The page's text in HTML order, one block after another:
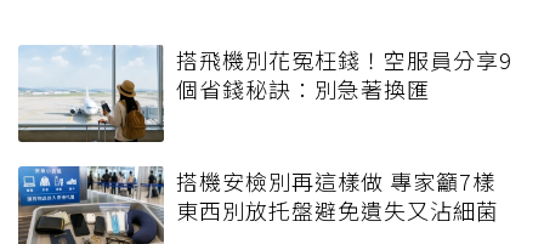
搭飛機別花冤枉錢！空服員分享9
個省錢秘訣：別急著換匯
搭機安檢別再這樣做 專家籲7樣
東西別放托盤避免遺失又沾細菌